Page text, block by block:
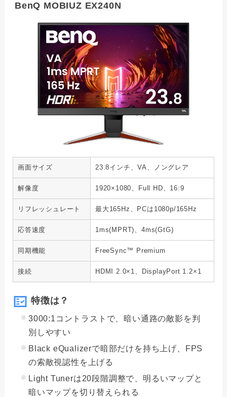
BenQ MOBIUZ EX240N
画面サイズ 23.8インチ、VA、ノングレア
解像度 1920×1080、Full HD、16:9
リフレッシュレート 最大165Hz、PCは1080p/165Hz
応答速度 1ms(MPRT)、4ms(GtG)
同期機能 FreeSync™ Premium
接続 HDMI 2.0×1、DisplayPort 1.2×1
特徴は？
3000:1コントラストで、暗い通路の敵影を判
別しやすい
Black eQualizerで暗部だけを持ち上げ、FPS
の索敵視認性を上げる
Light Tunerは20段階調整で、明るいマップと
暗いマップを切り替えられる